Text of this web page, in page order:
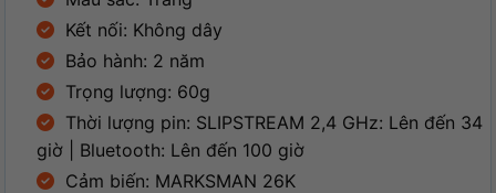
Kết nối: Không dây
Bảo hành: 2 năm
Trọng lượng: 60g
Thời lượng pin: SLIPSTREAM 2,4 GHz: Lên đến 34
giờ | Bluetooth: Lên đến 100 giờ
Cảm biến: MARKSMAN 26K